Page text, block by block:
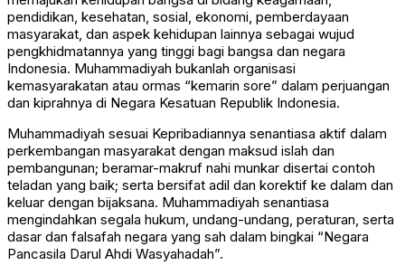
pendidikan, kesehatan, sosial, ekonomi, pemberdayaan
masyarakat, dan aspek kehidupan lainnya sebagai wujud
pengkhidmatannya yang tinggi bagi bangsa dan negara
Indonesia. Muhammadiyah bukanlah organisasi
kemasyarakatan atau ormas “kemarin sore” dalam perjuangan
dan kiprahnya di Negara Kesatuan Republik Indonesia.
Muhammadiyah sesuai Kepribadiannya senantiasa aktif dalam
perkembangan masyarakat dengan maksud islah dan
pembangunan; beramar-makruf nahi munkar disertai contoh
teladan yang baik; serta bersifat adil dan korektif ke dalam dan
keluar dengan bijaksana. Muhammadiyah senantiasa
mengindahkan segala hukum, undang-undang, peraturan, serta
dasar dan falsafah negara yang sah dalam bingkai “Negara
Pancasila Darul Ahdi Wasyahadah”.